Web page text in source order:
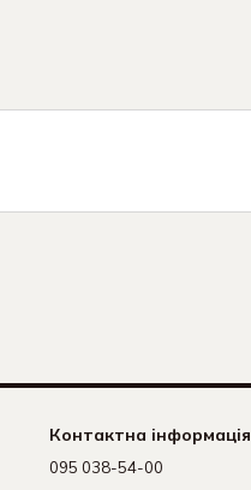
Контактна інформація
095 038-54-00